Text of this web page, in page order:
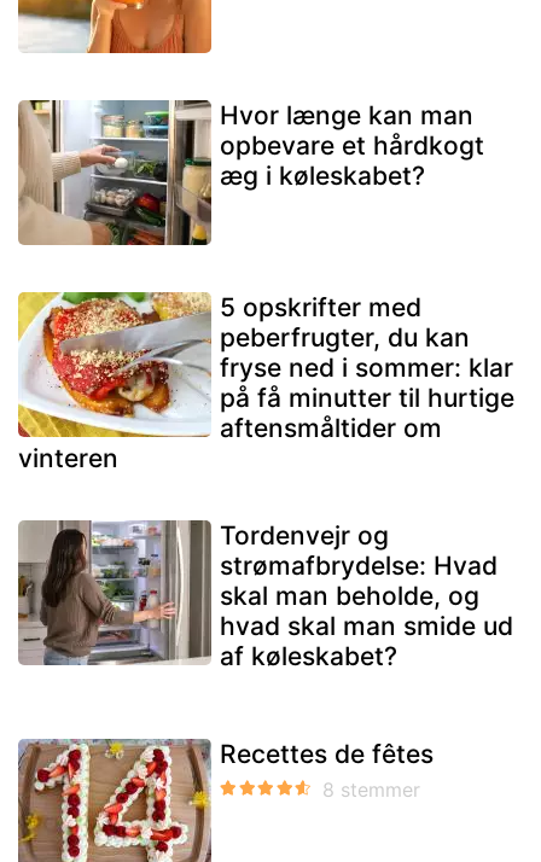
Hvor længe kan man
opbevare et hårdkogt
æg i køleskabet?
5 opskrifter med
peberfrugter, du kan
fryse ned i sommer: klar
på få minutter til hurtige
aftensmåltider om
vinteren
Tordenvejr og
strømafbrydelse: Hvad
skal man beholde, og
hvad skal man smide ud
af køleskabet?
Recettes de fêtes